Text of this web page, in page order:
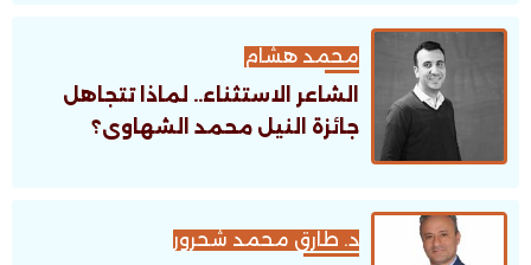
محمد هشام
الشاعر الاستثناء.. لماذا تتجاهل
جائزة النيل محمد الشهاوى؟
د. طارق محمد شحرور